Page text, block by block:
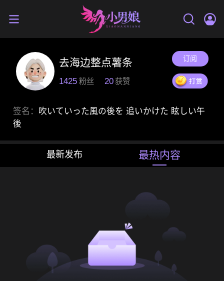
去海边整点薯条 订阅
1425 粉丝 20 获赞
签名： 吹いていった風の後を 追いかけた 眩しい午
後
最新发布 最热内容